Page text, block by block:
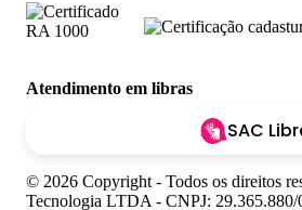
Atendimento em libras
SAC
© 2026 Copyright - Todos os direitos
Tecnologia LTDA - CNPJ: 29.365.880/